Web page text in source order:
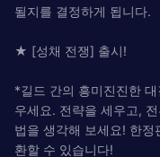
될지를 결정하게 됩니다.
★ [성채 전쟁] 출시!
*길드 간의 흥미진진한
우세요. 전략을 세우고,
법을 생각해 보세요! 한
환할 수 있습니다!